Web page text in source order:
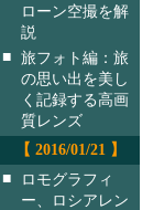
ローン空撮を解
説
■ 旅フォト編：旅
の思い出を美し
く記録する高画
質レンズ
【 2016/01/21 】
■
ロモグラフィ
ー、ロシアレン